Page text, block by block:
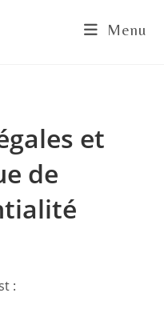
Menu
et
de
: